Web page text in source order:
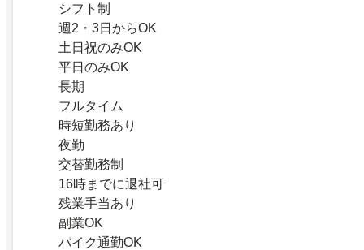
シフト制
週2・3日からOK
土日祝のみOK
平日のみOK
長期
フルタイム
時短勤務あり
夜勤
交替勤務制
16時までに退社可
残業手当あり
副業OK
バイク通勤OK